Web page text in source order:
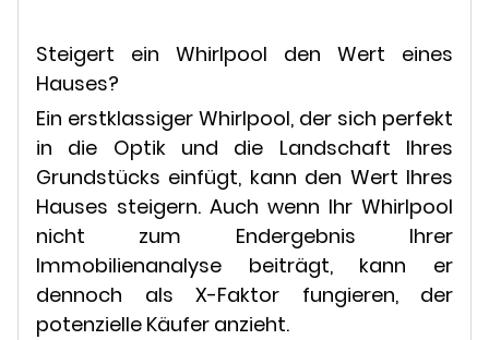
Steigert ein Whirlpool den Wert eines
Hauses?
Ein erstklassiger Whirlpool, der sich perfekt
in die Optik und die Landschaft Ihres
Grundstücks einfügt, kann den Wert Ihres
Hauses steigern. Auch wenn Ihr Whirlpool
nicht zum Endergebnis Ihrer
Immobilienanalyse beiträgt, kann er
dennoch als X-Faktor fungieren, der
potenzielle Käufer anzieht.